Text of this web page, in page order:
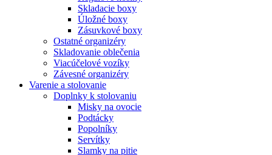
Skladacie boxy
Úložné boxy
Zásuvkové boxy
Ostatné organizéry
Skladovanie oblečenia
Viacúčelové vozíky
Závesné organizéry
Varenie a stolovanie
Doplnky k stolovaniu
Misky na ovocie
Podtácky
Popolníky
Servítky
Slamky na pitie